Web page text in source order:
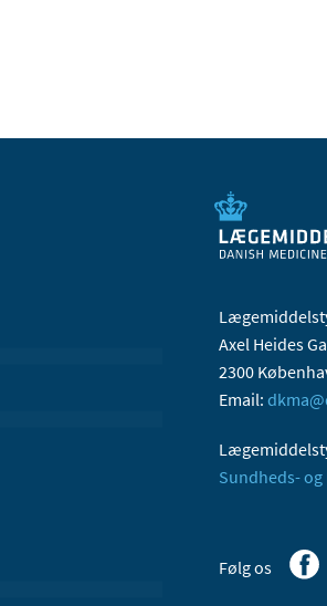
Axel Heides
2300
Email:
Sundheds-
Følg os